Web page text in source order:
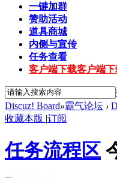
一键加群
赞助活动
道具商城
内侧与宣传
任务查看
客户端下载客户端下
Discuz! Board»霸气论坛 ›
收藏本版 |订阅
任务流程区